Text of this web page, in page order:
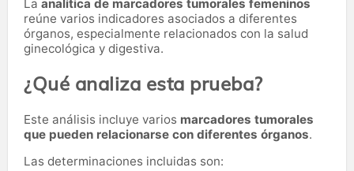
La analítica de marcadores tumorales femeninos
reúne varios indicadores asociados a diferentes
órganos, especialmente relacionados con la salud
ginecológica y digestiva.
¿Qué analiza esta prueba?
Este análisis incluye varios marcadores tumorales
que pueden relacionarse con diferentes órganos.
Las determinaciones incluidas son: